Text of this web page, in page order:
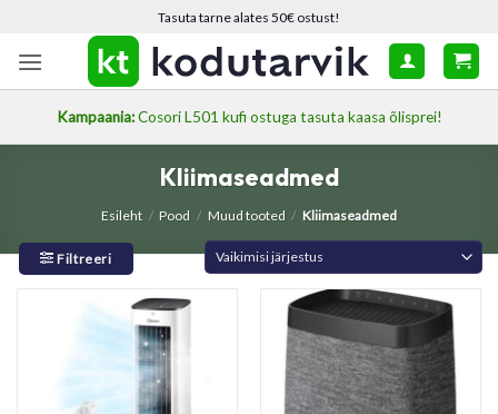
content
Tasuta tarne alates 50€ ostust!
Kampaania:Cosori L501 kufi ostuga tasuta kaasa õlisprei!
Kliimaseadmed
Esileht / Pood / Muud tooted / Kliimaseadmed
Filtreeri